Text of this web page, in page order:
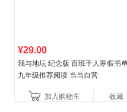
¥29.00
我与地坛 纪念版 百班千人寒假书
九年级推荐阅读 当当自营
加入购物车 收藏